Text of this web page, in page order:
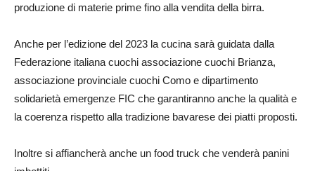
produzione di materie prime fino alla vendita della birra.
Anche per l’edizione del 2023 la cucina sarà guidata dalla
Federazione italiana cuochi associazione cuochi Brianza,
associazione provinciale cuochi Como e dipartimento
solidarietà emergenze FIC che garantiranno anche la qualità e
la coerenza rispetto alla tradizione bavarese dei piatti proposti.
Inoltre si affiancherà anche un food truck che venderà panini